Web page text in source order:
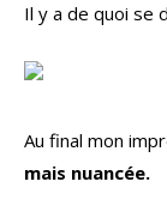
Il y a de quoi se
Au final mon
mais nuancée.